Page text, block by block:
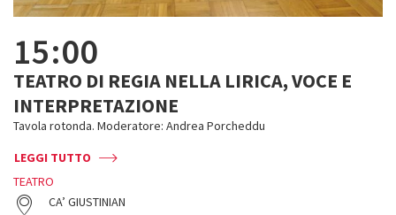
15:00
TEATRO DI REGIA NELLA LIRICA, VOCE E
INTERPRETAZIONE
Tavola rotonda. Moderatore: Andrea Porcheddu
LEGGI TUTTO
TEATRO
CA’ GIUSTINIAN